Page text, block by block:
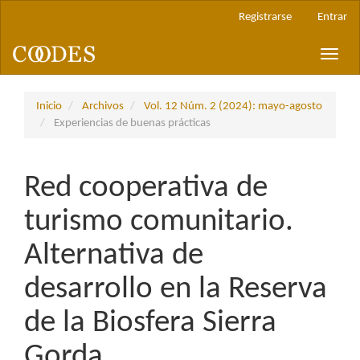
principal
Barra
Registrarse Entrar
Toggle
Inicio Archivos
Vol. 12 Núm. 2 (2024): mayo-agosto
Experiencias de buenas prácticas
Red cooperativa de
turismo comunitario.
Alternativa de
desarrollo en la Reserva
de la Biosfera Sierra